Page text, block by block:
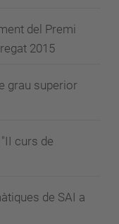
del Premi
2015
grau superior
curs de
de SAI a